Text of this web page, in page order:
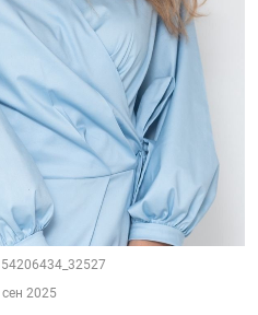
сен 2025